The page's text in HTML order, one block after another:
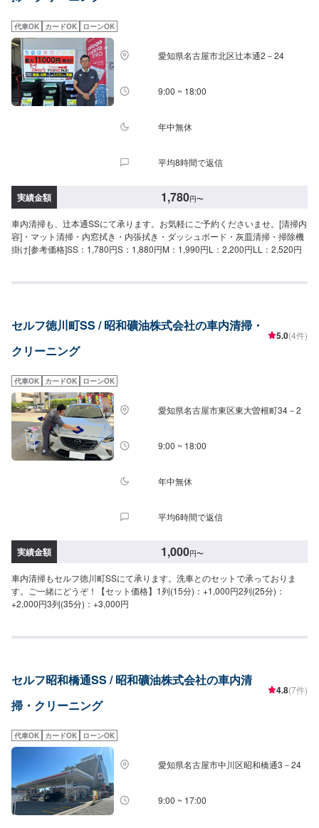
代車OK カードOK ローンOK
愛知県名古屋市北区辻本通2－24
9:00 ~ 18:00
年中無休
平均8時間で返信
実績金額 1,780円〜
車内清掃も、辻本通SSにて承ります。お気軽にご予約くださいませ。[清掃内
容]・マット清掃・内窓拭き・内張拭き・ダッシュボード・灰皿清掃・掃除機
掛け[参考価格]SS：1,780円S：1,880円M：1,990円L：2,200円LL：2,520円
セルフ徳川町SS / 昭和礦油株式会社の車内清掃・
クリーニング
5.0(4件)
代車OK カードOK ローンOK
愛知県名古屋市東区東大曽根町34－2
9:00 ~ 18:00
年中無休
平均6時間で返信
実績金額 1,000円〜
車内清掃もセルフ徳川町SSにて承ります。洗車とのセットで承っておりま
す。ご一緒にどうぞ！【セット価格】1列(15分)：+1,000円2列(25分)：
+2,000円3列(35分)：+3,000円
セルフ昭和橋通SS / 昭和礦油株式会社の車内清
掃・クリーニング
4.8(7件)
代車OK カードOK ローンOK
愛知県名古屋市中川区昭和橋通3－24
9:00 ~ 17:00